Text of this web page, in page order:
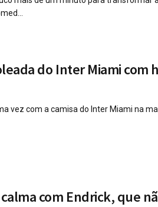
do Inter Miami com
vez com a camisa do Inter Miami na
com Endrick, que